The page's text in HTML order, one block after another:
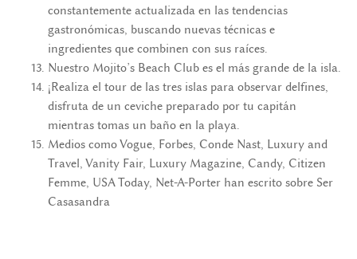
constantemente actualizada en las tendencias
gastronómicas, buscando nuevas técnicas e
ingredientes que combinen con sus raíces.
Nuestro Mojito’s Beach Club es el más grande de la isla.
¡Realiza el tour de las tres islas para observar delfines,
disfruta de un ceviche preparado por tu capitán
mientras tomas un baño en la playa.
Medios como Vogue, Forbes, Conde Nast, Luxury and
Travel, Vanity Fair, Luxury Magazine, Candy, Citizen
Femme, USA Today, Net-A-Porter han escrito sobre Ser
Casasandra